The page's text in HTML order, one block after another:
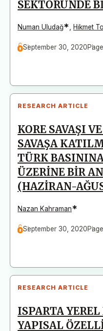
SEKTÖRÜNDE
Numan Uludağ* Hikmet
September 30, 2020
RESEARCH ARTICLE
KORE SAVAŞI
SAVAŞA
TÜRK
ÜZERİNE BİR
(HAZİRAN-
Nazan Kahraman*
September 30, 2020
RESEARCH ARTICLE
ISPARTA
YAPISAL